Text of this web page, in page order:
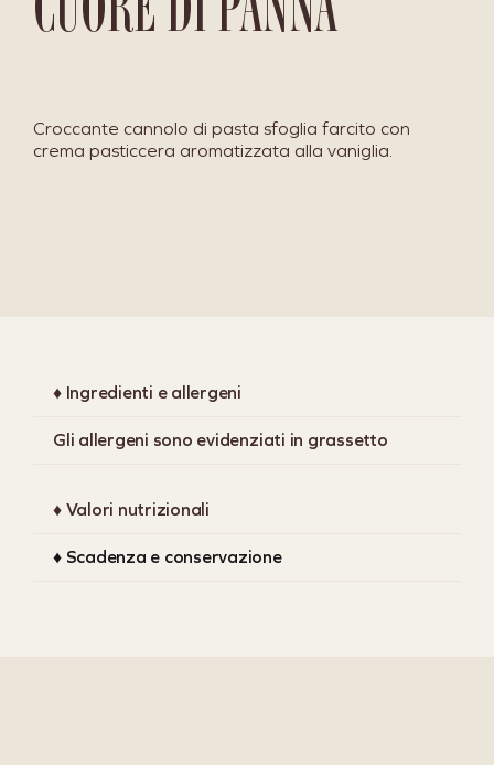
Croccante cannolo di pasta sfoglia farcito con
crema pasticcera aromatizzata alla vaniglia.
♦ Ingredienti e allergeni
Gli allergeni sono evidenziati in grassetto
♦ Valori nutrizionali
♦ Scadenza e conservazione